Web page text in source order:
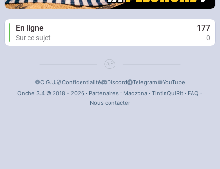
En ligne 177
Sur ce sujet 0
C.G.U. Confidentialité Discord Telegram
YouTube
Onche 3.4 © 2018 - 2026 · Partenaires : Madzona· TintinQuiRit· FAQ ·
Nous contacter